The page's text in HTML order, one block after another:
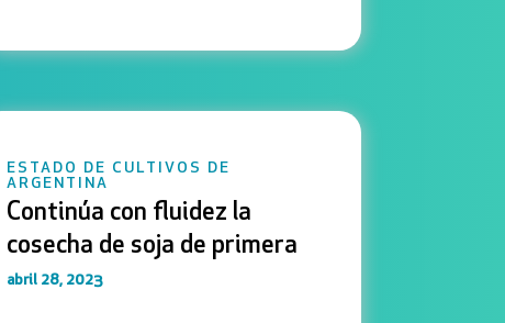
ESTADO DE CULTIVOS DE
ARGENTINA
Continúa con fluidez la
cosecha de soja de primera
abril 28, 2023